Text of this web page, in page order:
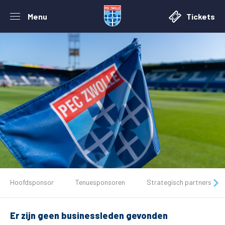
Menu Tickets
Tickets
Matchdays
Hoofdsponsor Tenuesponsoren Strategisch partners
Er zijn geen businessleden gevonden